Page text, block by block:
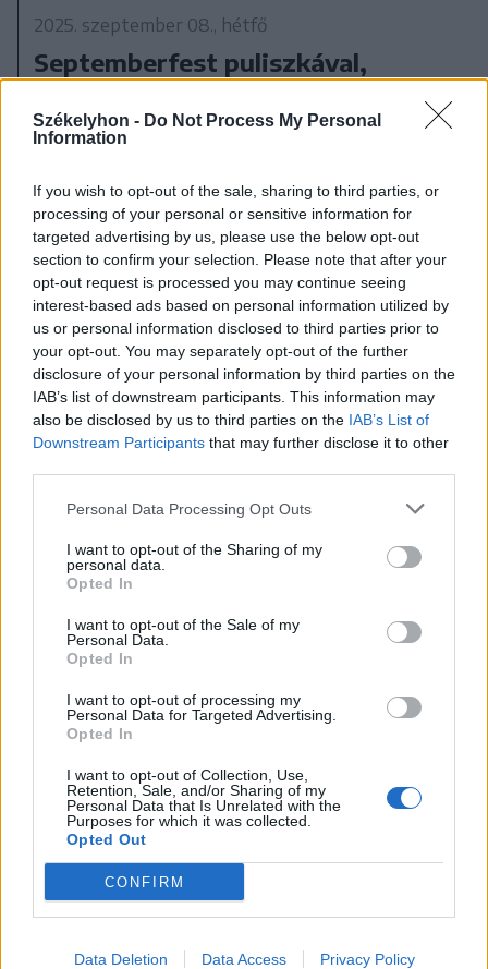
Székelyhon - Do Not Process My Personal
Information
If you wish to opt-out of the sale, sharing to third parties, or
processing of your personal or sensitive information for
targeted advertising by us, please use the below opt-out
section to confirm your selection. Please note that after your
opt-out request is processed you may continue seeing
interest-based ads based on personal information utilized by
us or personal information disclosed to third parties prior to
your opt-out. You may separately opt-out of the further
disclosure of your personal information by third parties on the
IAB’s list of downstream participants. This information may
also be disclosed by us to third parties on the IAB’s List of
Downstream Participants that may further disclose it to other
Personal Data Processing Opt Outs
I want to opt-out of the Sharing of my
personal data.
Opted In
I want to opt-out of the Sale of my
Personal Data.
Opted In
I want to opt-out of processing my
Personal Data for Targeted Advertising.
Opted In
I want to opt-out of Collection, Use,
Retention, Sale, and/or Sharing of my
Personal Data that Is Unrelated with the
Purposes for which it was collected.
Opted Out
CONFIRM
Data Deletion Data Access Privacy Policy
2025. szeptember 08., hétfő
Septemberfest puliszkával,
2025. szeptember 06., szombat
Huszár- és katonadal-találkozó
2025. szeptember 06., szombat
Több mint kétezer előkészítős kap
ajándék iskolatáskát